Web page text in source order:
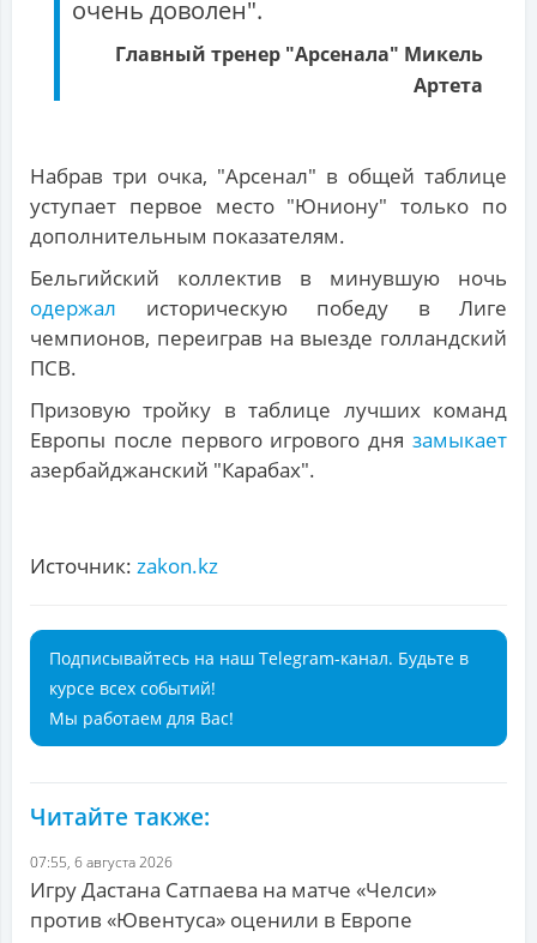
очень доволен".
Главный тренер "Арсенала" Микель
Артета
Набрав три очка, "Арсенал" в общей таблице
уступает первое место "Юниону" только по
дополнительным показателям.
Бельгийский коллектив в минувшую ночь
одержал историческую победу в Лиге
чемпионов, переиграв на выезде голландский
ПСВ.
Призовую тройку в таблице лучших команд
Европы после первого игрового дня замыкает
азербайджанский "Карабах".
Источник: zakon.kz
Подписывайтесь на наш Telegram-канал. Будьте в
курсе всех событий!
Мы работаем для Вас!
Читайте также:
07:55, 6 августа 2026
Игру Дастана Сатпаева на матче «Челси»
против «Ювентуса» оценили в Европе